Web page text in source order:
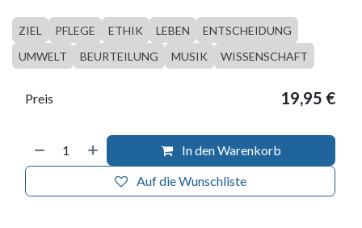
ZIEL PFLEGE ETHIK LEBEN
ENTSCHEIDUNG
UMWELT
BEURTEILUNG MUSIK WISSENSCHAFT
In den Warenkorb
Auf die Wunschliste
Preis 19,95 €